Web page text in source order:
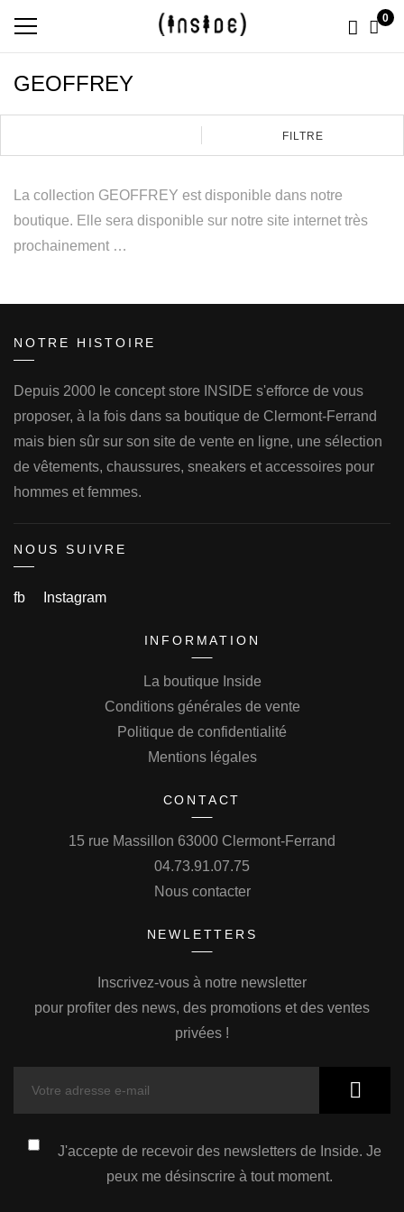
0
GEOFFREY
FILTRE
La collection GEOFFREY est disponible dans notre
boutique. Elle sera disponible sur notre site internet très
prochainement …
NOTRE HISTOIRE
Depuis 2000 le concept store INSIDE s'efforce de vous
proposer, à la fois dans sa boutique de Clermont-Ferrand
mais bien sûr sur son site de vente en ligne, une sélection
de vêtements, chaussures, sneakers et accessoires pour
hommes et femmes.
NOUS SUIVRE
fb Instagram
INFORMATION
La boutique Inside
Conditions générales de vente
Politique de confidentialité
Mentions légales
CONTACT
15 rue Massillon 63000 Clermont-Ferrand
04.73.91.07.75
Nous contacter
NEWLETTERS
Inscrivez-vous à notre newsletter
pour profiter des news, des promotions et des ventes
privées !
J'accepte de recevoir des newsletters de Inside. Je
peux me désinscrire à tout moment.